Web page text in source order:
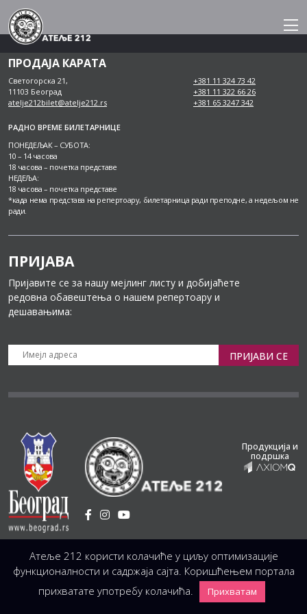
Skip
to
content
ПРОДАЈА КАРАТА
Светогорска 21,
11103 Београд
atelje212bilet@atelje212.rs
+381 11 324 73 42
+381 11 322 66 26
+381 65 3247 342
РАДНО ВРЕМЕ БИЛЕТАРНИЦЕ
ПОНЕДЕЉАК – СУБОТА:
10 – 14 часова
18 часова – почетка представе
НЕДЕЉА:
18 часова – почетка представе
*када нема представа на репертоару, билетарница ради преподне, а недељом не
ради.
ПРИЈАВА
Пријавите се за нашу мејлинг листу и добијаћете
редовна обавештења о нашем репертоару и
дешавањима:
ПРИЈАВИ СЕ
Установа Културе / Светогорска 21, 11103 Београд, Србија
Централа (управа, организација, администрација, рачуноводство, техника)
+381 11 3246 146;
+381 11 3246 147 |office@atelje212.rs
Продукција и
подршка
Сва Права Задржана © 2026 Позориште Атеља 212
Атеље 212 користи колачиће у циљу оптимизације
функционалности и садржаја сајта. Коришћењем портала
прихватате употребу колачића.
Прихватам